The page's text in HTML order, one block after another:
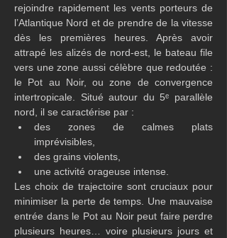
rejoindre rapidement les vents porteurs de
l’Atlantique Nord et de prendre de la vitesse
dès les premières heures. Après avoir
attrapé les alizés de nord-est, le bateau file
vers une zone aussi célèbre que redoutée :
le Pot au Noir, ou zone de convergence
intertropicale. Situé autour du 5ᵉ parallèle
nord, il se caractérise par :
des zones de calmes plats
imprévisibles,
des grains violents,
une activité orageuse intense.
Les choix de trajectoire sont cruciaux pour
minimiser la perte de temps. Une mauvaise
entrée dans le Pot au Noir peut faire perdre
plusieurs heures… voire plusieurs jours et